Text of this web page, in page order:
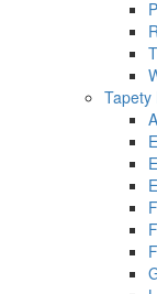
Tapety